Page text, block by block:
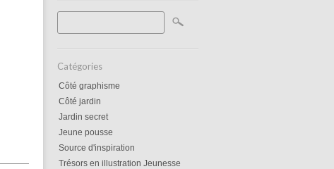
Catégories
Côté graphisme
Côté jardin
Jardin secret
Jeune pousse
Source d'inspiration
Trésors en illustration Jeunesse